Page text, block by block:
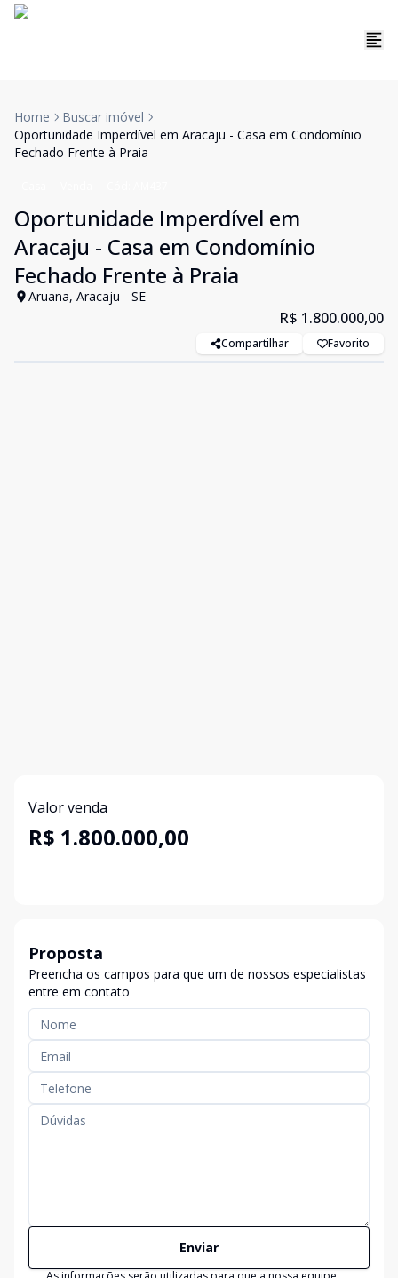
Home
Buscar imóvel
Oportunidade Imperdível em Aracaju - Casa em Condomínio
Fechado Frente à Praia
Oportunidade Imperdível em
Aracaju - Casa em Condomínio
Fechado Frente à Praia
Aruana, Aracaju - SE
R$ 1.800.000,00
Compartilhar Favorito
Valor venda
R$ 1.800.000,00
Proposta
Preencha os campos para que um de nossos especialistas
entre em contato
Enviar